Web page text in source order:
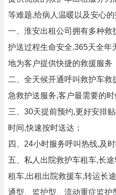
等难题,给病人温暖以及安心的
一、淮安出租公司拥有多种救
护送过程生命安全.365天全年
地为客户提供快捷的救援服务
二、全天候开通呼叫救护车
急救护送服务,客户最需要的时
三、30天提前预约,更好安排
时间,快速按时送达；
四、24小时服务呼叫热线,及时
五、私人出院救护车租车,长
租车,出租出院救援车,转运长
通型、监护型、流动重症监护